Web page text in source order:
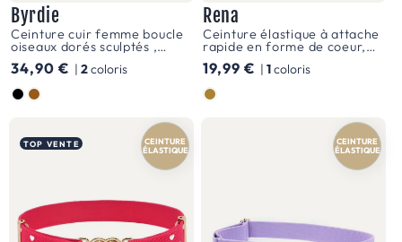
violet
lavande
et
de
scintillant.
ceintures,
tout
Byrdie
Ceinture cuir femme boucle
oiseaux dorés sculptés ,
modèle Byrdie
Prix
habituel
34,90 € | 2coloris
Couleur
Rena
Ceinture élastique à attache
rapide en forme de coeur,
pour fille, léopard, modèle
Rena
Prix
habituel
19,99 € | 1coloris
Couleur
TOP VENTE
CEINTURE
ÉLASTIQUE
CEINTURE
ÉLASTIQUE